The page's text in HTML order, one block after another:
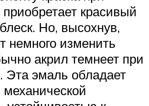
красивый
Но, высохнув,
немного изменить
акрил темнеет при
Эта эмаль обладает
механической